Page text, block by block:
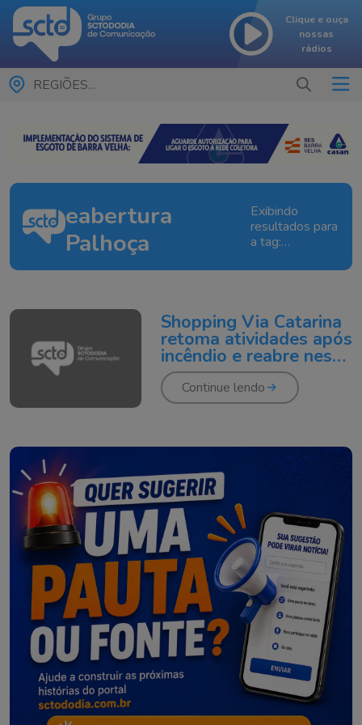
Clique e ouça
nossas
rádios
REGIÕES...
eabertura
Palhoça
Exibindo
resultados para
a tag:
Palhoça
Shopping Via Catarina
retoma atividades após
incêndio e reabre nesta
quarta-feira
Continue lendo